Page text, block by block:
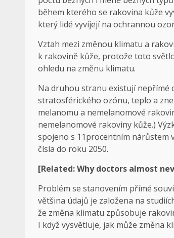
během kterého se rakovina kůže
který lidé vyvíjejí na ochrannou
Vztah mezi změnou klimatu a
k rakovině kůže, protože toto
ohledu na změnu klimatu.
Na druhou stranu existují nepřímé
stratosférického ozónu, teplo a
melanomu a nemelanomové
nemelanomové rakoviny kůže.)
spojeno s 11procentním nárůstem
čísla do roku 2050.
[Related: Why doctors almost
Problém se stanovením přímé
většina údajů je založena na
že změna klimatu způsobuje
I když vysvětluje, jak může změna